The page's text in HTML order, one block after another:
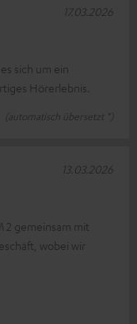
sich um ein
Hörerlebnis.
(automatisch übersetzt *)
17.03.2026
2 gemeinsam mit
wobei wir
13.03.2026